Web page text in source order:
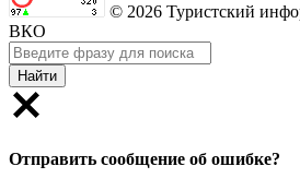
© 2026 Туристский
ВКО
Найти
Отправить сообщение об ошибке?